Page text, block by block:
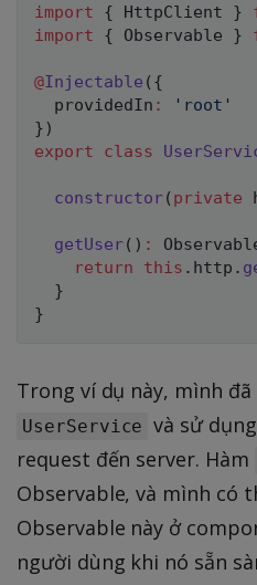
import
{ HttpClient }
import
{ Observable }
@Injectable ( {
  providedIn
:
'root'
} )
export
class
constructor( private
getUser( ) :
return
this . http .
}
}
Trong ví dụ này, mình
UserService và sử
request đến server. Hàm
Observable, và mình có
Observable này ở
người dùng khi nó sẵn